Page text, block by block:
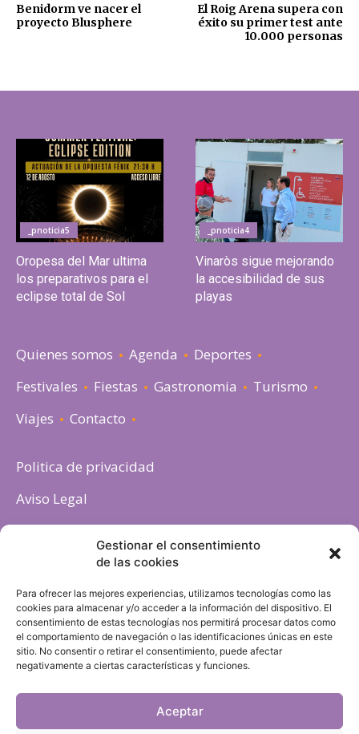
Gestionar el consentimiento
de las cookies
Para ofrecer las mejores experiencias, utilizamos tecnologías como las
cookies para almacenar y/o acceder a la información del dispositivo. El
consentimiento de estas tecnologías nos permitirá procesar datos como
el comportamiento de navegación o las identificaciones únicas en este
sitio. No consentir o retirar el consentimiento, puede afectar
negativamente a ciertas características y funciones.
Aceptar
Benidorm ve nacer el
proyecto Blusphere
El Roig Arena supera con
éxito su primer test ante
10.000 personas
_pnoticia5
Oropesa del Mar ultima
los preparativos para el
eclipse total de Sol
_pnoticia4
Vinaròs sigue mejorando
la accesibilidad de sus
playas
Quienes somos Agenda
Deportes
Festivales
Fiestas Gastronomia
Turismo
Viajes
Contacto
Politica de privacidad
Aviso Legal
Política de cookies